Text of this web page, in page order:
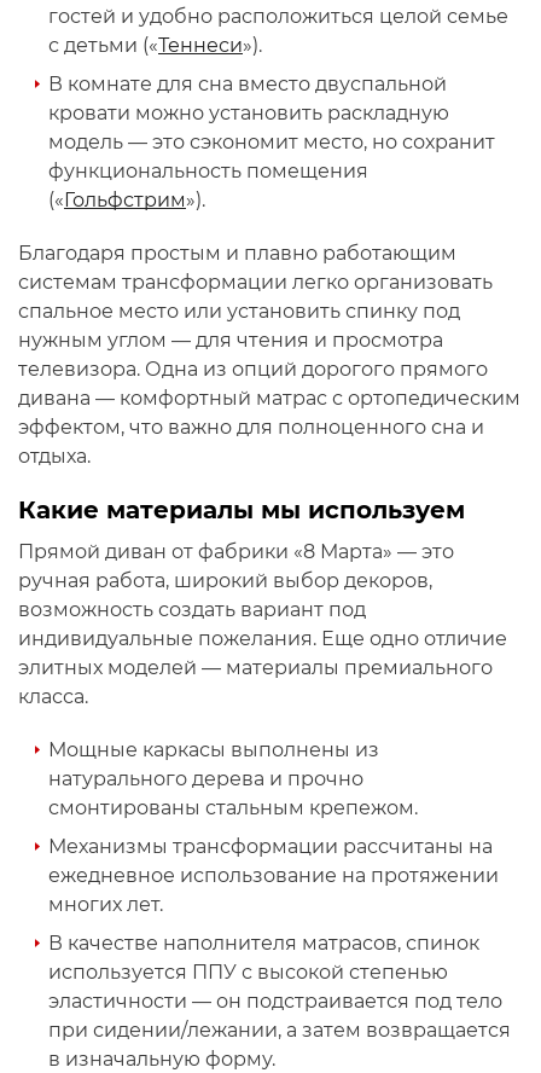
гостей и удобно расположиться целой семье
с детьми («Теннеси»).
В комнате для сна вместо двуспальной
кровати можно установить раскладную
модель — это сэкономит место, но сохранит
функциональность помещения
(«Гольфстрим»).
Благодаря простым и плавно работающим
системам трансформации легко организовать
спальное место или установить спинку под
нужным углом — для чтения и просмотра
телевизора. Одна из опций дорогого прямого
дивана — комфортный матрас с ортопедическим
эффектом, что важно для полноценного сна и
отдыха.
Какие материалы мы используем
Прямой диван от фабрики «8 Марта» — это
ручная работа, широкий выбор декоров,
возможность создать вариант под
индивидуальные пожелания. Еще одно отличие
элитных моделей — материалы премиального
класса.
Мощные каркасы выполнены из
натурального дерева и прочно
смонтированы стальным крепежом.
Механизмы трансформации рассчитаны на
ежедневное использование на протяжении
многих лет.
В качестве наполнителя матрасов, спинок
используется ППУ с высокой степенью
эластичности — он подстраивается под тело
при сидении/лежании, а затем возвращается
в изначальную форму.